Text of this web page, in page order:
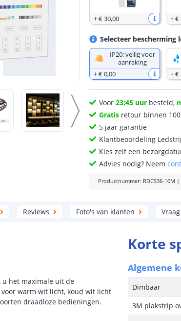
+€ 30,00 +€
Selecteer bescherming
IP20: veilig voor
aanraking
+€ 0,00
+€
Voor23:45 uur besteld,
Gratis retour binnen
5 jaar garantie
Klantbeoordeling
Kies zelf een
Advies nodig? Neem
Productnummer: RDCS36-10M |
Reviews Foto's van klanten
u het maximale uit de
voor warm wit licht, koud wit licht
draadloze bedieningen.
Korte
Algemene
Dimbaar
3M plakstrip